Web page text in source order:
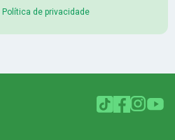
Política de privacidade